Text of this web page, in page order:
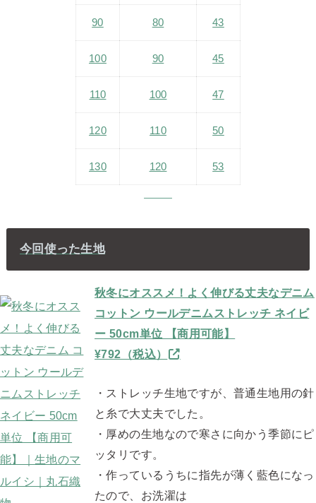
90 80 43
100 90 45
110 100 47
120 110 50
130 120 53
今回使った生地
秋冬にオススメ！よく伸びる丈夫なデニム
コットン ウールデニムストレッチ ネイビ
ー 50cm単位 【商用可能】
¥792（税込）
・ストレッチ生地ですが、普通生地用の針
と糸で大丈夫でした。
・厚めの生地なので寒さに向かう季節にピ
ッタリです。
・作っているうちに指先が薄く藍色になっ
たので、お洗濯は